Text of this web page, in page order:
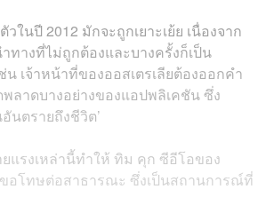
วในปี 2012 มักจะถูกเยาะเย้ย เนื่องจาก
ทางที่ไม่ถูกต้องและบางครั้งก็เป็น
น เจ้าหน้าที่ของออสเตรเลียต้องออกคำ
พลาดบางอย่างของแอปพลิเคชัน ซึ่ง
นตรายถึงชีวิต’
แรงเหล่านี้ทำให้ ทิม คุก ซีอีโอของ
อโทษต่อสาธารณะ ซึ่งเป็นสถานการณ์ที่